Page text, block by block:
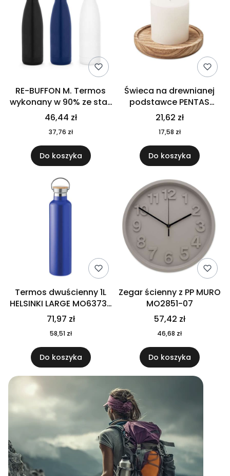
RE-BUFFON M. Termos
wykonany w 90% ze stali
nierdzewnej
pochodzącej z
recyklingu 520 ml 94294
46,44 zł
37,76 zł
Do koszyka
Świeca na drewnianej
podstawce PENTAS
MO6282-40
21,62 zł
17,58 zł
Do koszyka
Termos dwuścienny 1L
HELSINKI LARGE MO6373-
04
71,97 zł
58,51 zł
Do koszyka
Zegar ścienny z PP MURO
MO2851-07
57,42 zł
46,68 zł
Do koszyka